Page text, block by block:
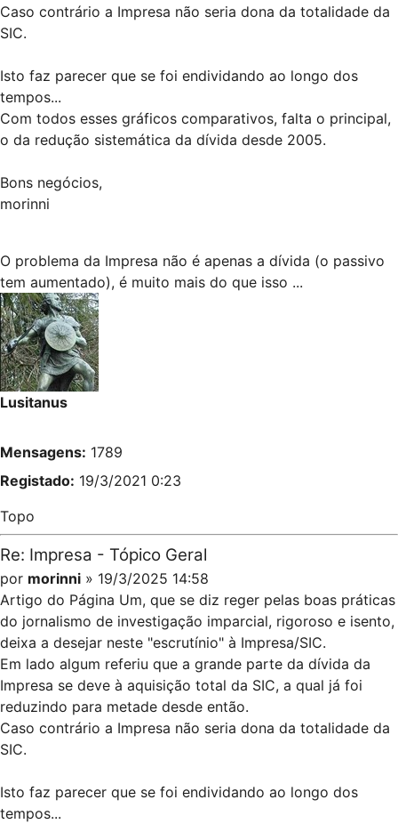
Caso contrário a Impresa não seria dona da totalidade da
SIC.
Isto faz parecer que se foi endividando ao longo dos
tempos...
Com todos esses gráficos comparativos, falta o principal,
o da redução sistemática da dívida desde 2005.
Bons negócios,
morinni
O problema da Impresa não é apenas a dívida (o passivo
tem aumentado), é muito mais do que isso ...
Lusitanus
Mensagens: 1789
Registado: 19/3/2021 0:23
Topo
Re: Impresa - Tópico Geral
por morinni » 19/3/2025 14:58
Artigo do Página Um, que se diz reger pelas boas práticas
do jornalismo de investigação imparcial, rigoroso e isento,
deixa a desejar neste "escrutínio" à Impresa/SIC.
Em lado algum referiu que a grande parte da dívida da
Impresa se deve à aquisição total da SIC, a qual já foi
reduzindo para metade desde então.
Caso contrário a Impresa não seria dona da totalidade da
SIC.
Isto faz parecer que se foi endividando ao longo dos
tempos...